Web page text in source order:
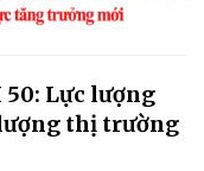
50: Lực lượng
thị trường